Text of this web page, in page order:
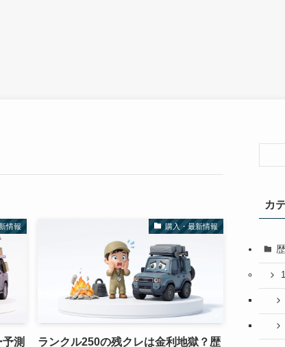
情報
測
購入・最新情報
ランクル250の残クレは金利地獄？歴
カ